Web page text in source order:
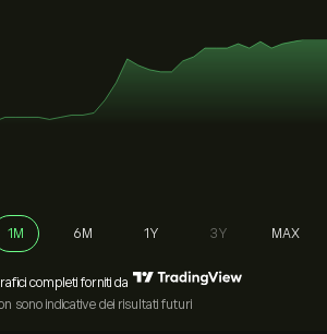
1M 6M 1Y 3Y MAX
completi forniti da
sono indicative dei risultati futuri